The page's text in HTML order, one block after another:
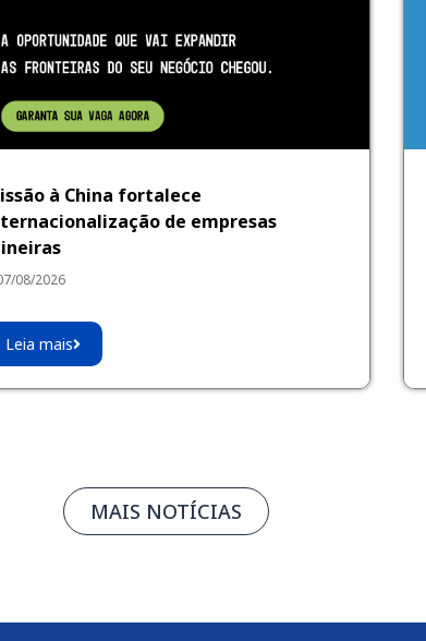
à China fortalece
de empresas
08/2026
Leia mais
MAIS NOTÍCIAS